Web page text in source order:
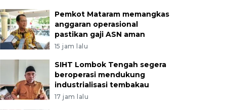
Pemkot Mataram memangkas
anggaran operasional
pastikan gaji ASN aman
15 jam lalu
SIHT Lombok Tengah segera
beroperasi mendukung
industrialisasi tembakau
17 jam lalu